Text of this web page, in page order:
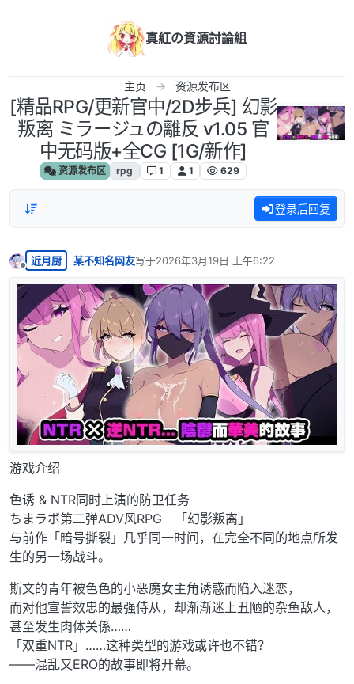
真紅の資源討論組
主页 资源发布区
[精品RPG/更新官中/2D步兵] 幻影
叛离 ミラージュの離反 v1.05 官
中无码版+全CG [1G/新作]
资源发布区 rpg 1 1 629
登录后回复
离线
近月厨 某不知名网友写于2026年3月19日 上午6:22
最后由 编辑
游戏介绍
色诱 & NTR同时上演的防卫任务
ちまラボ第二弹ADV风RPG 「幻影叛离」
与前作「暗号撕裂」几乎同一时间，在完全不同的地点所发
生的另一场战斗。
斯文的青年被色色的小恶魔女主角诱惑而陷入迷恋，
而对他宣誓效忠的最强侍从，却渐渐迷上丑陋的杂鱼敌人，
甚至发生肉体关係……
「双重NTR」……这种类型的游戏或许也不错？
——混乱又ERO的故事即将开幕。